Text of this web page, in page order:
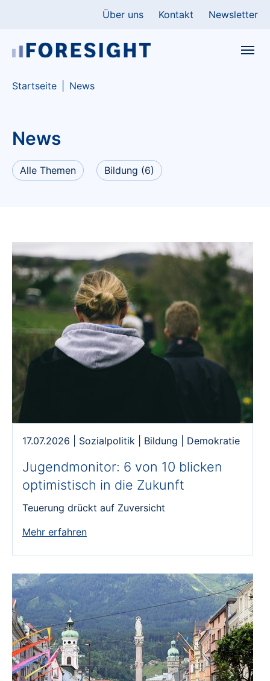
Über uns Kontakt Newsletter
You are here:
Startseite News
News
Alle Themen Bildung (6)
17.07.2026 Sozialpolitik Bildung Demokratie
Jugendmonitor: 6 von 10 blicken
optimistisch in die Zukunft
Teuerung drückt auf Zuversicht
Mehr erfahren